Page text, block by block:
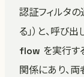
認証フィルタ
る」）と、呼び
flow を実行す
関係にあり、両